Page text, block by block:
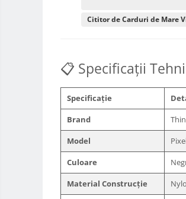
Accesorii drone
Stabilizatoare (Gimbal) / Steady
Huse Protectie / Ploaie camere
Accesorii diverse pt camere video
Cititor de Carduri de Mare
📋 Specificații
Specificație
Brand
Model
Culoare
Material Construcție